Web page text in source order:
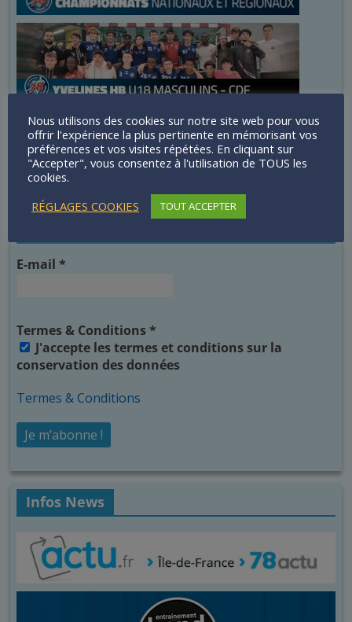
E-mail*
Termes & Conditions*
J'accepte les termes et conditions sur la
conservation des données
Termes & Conditions
Infos News
Nous utilisons des cookies sur notre site web pour vous
offrir l'expérience la plus pertinente en mémorisant vos
préférences et vos visites répétées. En cliquant sur
"Accepter", vous consentez à l'utilisation de TOUS les
cookies.
RÉGLAGES COOKIES
TOUT ACCEPTER